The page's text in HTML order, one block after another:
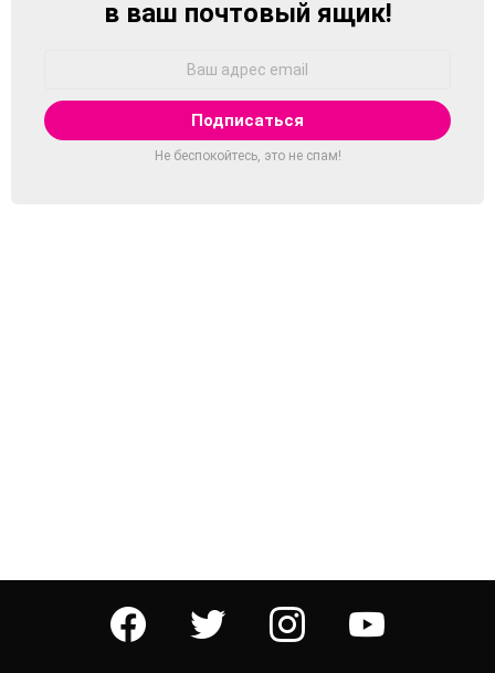
в ваш почтовый ящик!
Не беспокойтесь, это не спам!
facebook twitter instagram